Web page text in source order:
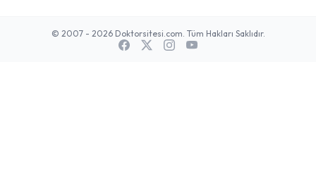
© 2007 - 2026 Doktorsitesi.com. Tüm Hakları Saklıdır.